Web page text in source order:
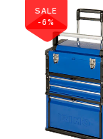
SALE
-6%